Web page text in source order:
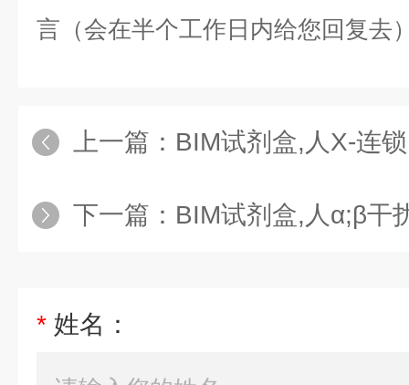
言（会在半个工作日内给您回复去
上一篇： BIM试剂盒,人X-连锁凋亡抑制
下一篇： BIM试剂盒,人α;β干扰素受体
* 姓名：